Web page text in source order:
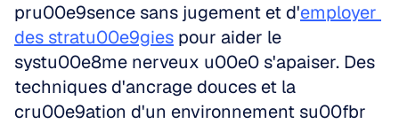
pru00e9sence sans jugement et d'employer
des stratu00e9gies pour aider le
systu00e8me nerveux u00e0 s'apaiser. Des
techniques d'ancrage douces et la
cru00e9ation d'un environnement su00fbr